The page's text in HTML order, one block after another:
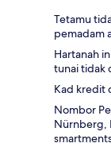
Tetamu
pemadam
Hartanah
tunai tidak
Kad kredit
Nombor
Nürnberg,